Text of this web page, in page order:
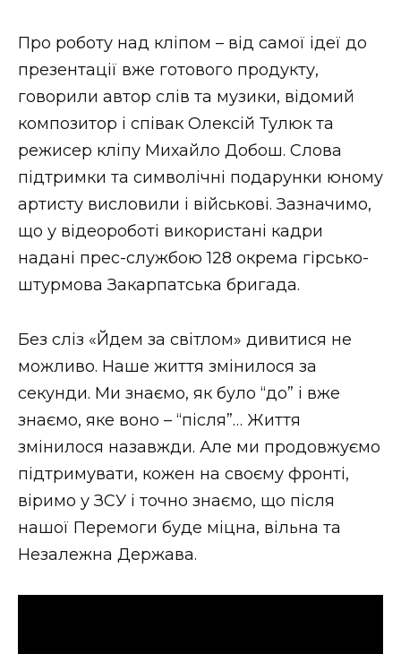
Про роботу над кліпом – від самої ідеї до
презентації вже готового продукту,
говорили автор слів та музики, відомий
композитор і співак Олексій Тулюк та
режисер кліпу Михайло Добош. Слова
підтримки та символічні подарунки юному
артисту висловили і військові. Зазначимо,
що у відеороботі використані кадри
надані прес-службою 128 окрема гірсько-
штурмова Закарпатська бригада.
Без сліз «Йдем за світлом» дивитися не
можливо. Наше життя змінилося за
секунди. Ми знаємо, як було “до” і вже
знаємо, яке воно – “після”… Життя
змінилося назавжди. Але ми продовжуємо
підтримувати, кожен на своєму фронті,
віримо у ЗСУ і точно знаємо, що після
нашої Перемоги буде міцна, вільна та
Незалежна Держава.